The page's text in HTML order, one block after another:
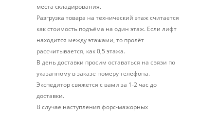
места складирования.
Разгрузка товара на технический этаж считается
как стоимость подъёма на один этаж. Если лифт
находится между этажами, то пролёт
рассчитывается, как 0,5 этажа.
В день доставки просим оставаться на связи по
указанному в заказе номеру телефона.
Экспедитор свяжется с вами за 1-2 час до
доставки.
В случае наступления форс-мажорных